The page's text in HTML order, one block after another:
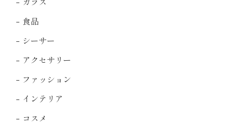
ガラス
食品
シーサー
アクセサリー
ファッション
インテリア
コスメ